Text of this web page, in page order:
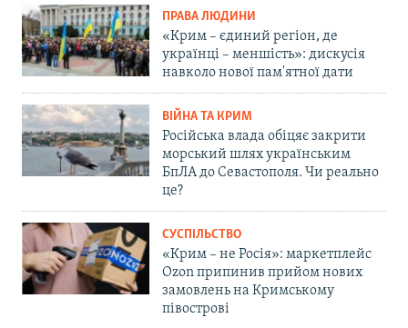
ПРАВА ЛЮДИНИ
«Крим – єдиний регіон, де
українці – меншість»: дискусія
навколо нової пам'ятної дати
ВІЙНА ТА КРИМ
Російська влада обіцяє закрити
морський шлях українським
БпЛА до Севастополя. Чи реально
це?
СУСПІЛЬСТВО
«Крим – не Росія»: маркетплейс
Ozon припинив прийом нових
замовлень на Кримському
півострові